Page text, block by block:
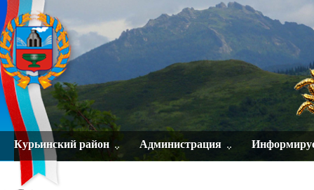
Курьинский район Администрация